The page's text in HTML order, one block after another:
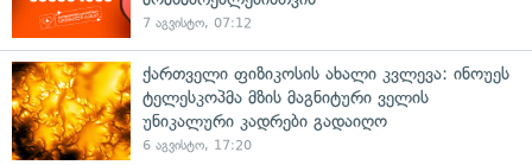
7 აგვისტო, 07:12
ქართველი ფიზიკოსის ახალი კვლევა: ინოუეს
ტელესკოპმა მზის მაგნიტური ველის
უნიკალური კადრები გადაიღო
6 აგვისტო, 17:20